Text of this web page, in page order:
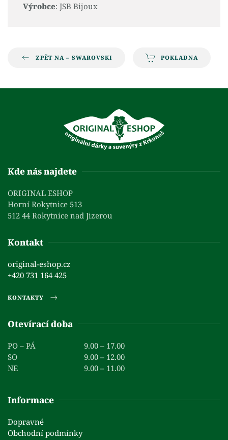
Výrobce: JSB Bijoux
ZPĚT NA – SWAROVSKI POKLADNA
Kde nás najdete
ORIGINAL ESHOP
Horní Rokytnice 513
512 44 Rokytnice nad Jizerou
Kontakt
original-eshop.cz
+420 731 164 425
KONTAKTY
Otevírací doba
PO – PÁ
9.00 – 17.00
SO
9.00 – 12.00
NE
9.00 – 11.00
Informace
Dopravné
Obchodní podmínky